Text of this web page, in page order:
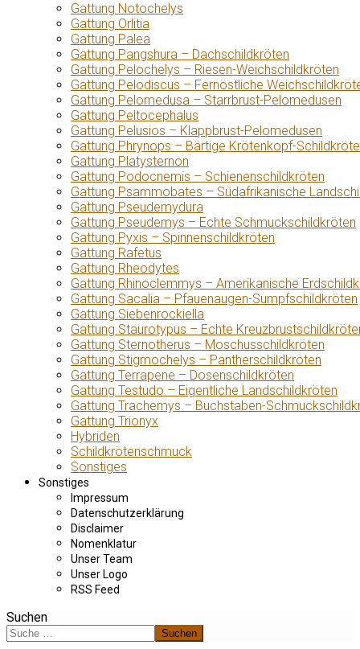
Gattung Notochelys
Gattung Orlitia
Gattung Palea
Gattung Pangshura – Dachschildkröten
Gattung Pelochelys – Riesen-Weichschildkröten
Gattung Pelodiscus – Fernöstliche
Gattung Pelomedusa – Starrbrust-Pelomedusen
Gattung Peltocephalus
Gattung Pelusios – Klappbrust-Pelomedusen
Gattung Phrynops – Bärtige Krötenkopf-
Gattung Platysternon
Gattung Podocnemis – Schienenschildkröten
Gattung Psammobates – Südafrikanische
Gattung Pseudemydura
Gattung Pseudemys – Echte Schmuckschildkröten
Gattung Pyxis – Spinnenschildkröten
Gattung Rafetus
Gattung Rheodytes
Gattung Rhinoclemmys – Amerikanische
Gattung Sacalia – Pfauenaugen-Sumpfschildkröten
Gattung Siebenrockiella
Gattung Staurotypus – Echte
Gattung Sternotherus – Moschusschildkröten
Gattung Stigmochelys – Pantherschildkröten
Gattung Terrapene – Dosenschildkröten
Gattung Testudo – Eigentliche Landschildkröten
Gattung Trachemys – Buchstaben-
Gattung Trionyx
Hybriden
Schildkrötenschmuck
Sonstiges
Sonstiges
Impressum
Datenschutzerklärung
Disclaimer
Nomenklatur
Unser Team
Unser Logo
RSS Feed
Suchen
Suchen